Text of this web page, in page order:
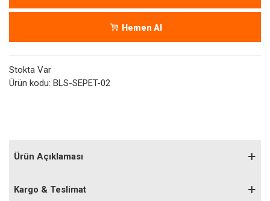
Hemen Al
Stokta Var
Ürün kodu: BLS-SEPET-02
Ürün Açıklaması
Kargo & Teslimat